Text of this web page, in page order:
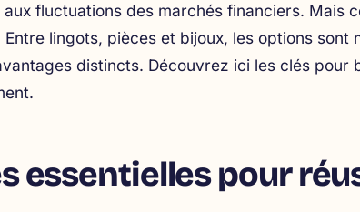
fluctuations des marchés financiers. Mais
lingots, pièces et bijoux, les options sont
distincts. Découvrez ici les clés pour
essentielles pour